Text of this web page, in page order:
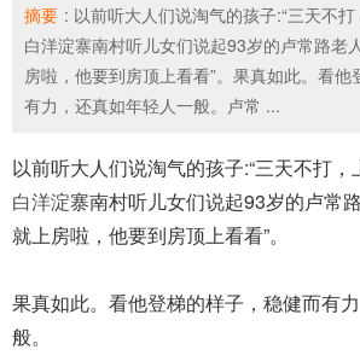
摘要 : 以前听大人们说淘气的孩子:“三天不
白洋淀寨南村听儿女们说起93岁的卢常路老
房啦，他要到房顶上看看”。果真如此。看
有力，还真如年轻人一般。卢常 ...
以前听大人们说淘气的孩子:“三天不打，
白洋淀寨南村听儿女们说起93岁的卢常
就上房啦，他要到房顶上看看”。
果真如此。看他登梯的样子，稳健而有
般。